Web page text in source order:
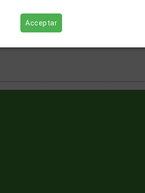
Acceptar